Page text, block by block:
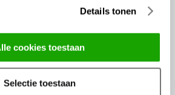
Details tonen
alle cookies toestaan
selectie toestaan
225/40 R19 89Y
225/40 R19 93Y
225/45 R19 92W